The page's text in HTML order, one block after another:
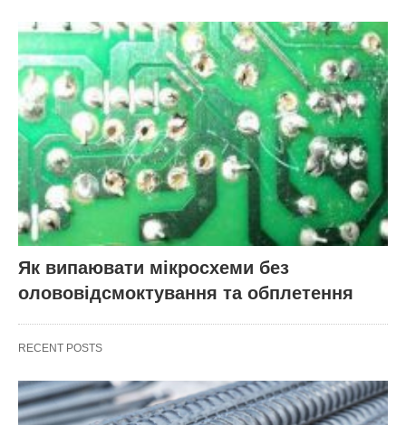
Як випаювати мікросхеми без
олововідсмоктування та обплетення
RECENT POSTS